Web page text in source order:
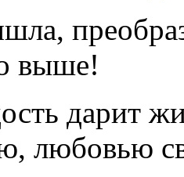
выше!
дарит
любовью